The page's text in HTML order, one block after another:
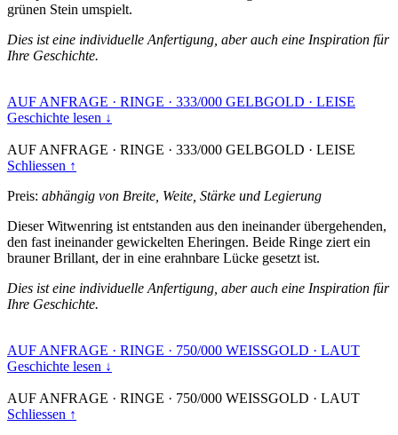
grünen Stein umspielt.
Dies ist eine individuelle Anfertigung, aber auch eine Inspiration für
Ihre Geschichte.
AUF ANFRAGE · RINGE · 333/000 GELBGOLD · LEISE
Geschichte lesen ↓
AUF ANFRAGE · RINGE · 333/000 GELBGOLD · LEISE
Schliessen ↑
Preis: abhängig von Breite, Weite, Stärke und Legierung
Dieser Witwenring ist entstanden aus den ineinander übergehenden,
den fast ineinander gewickelten Eheringen. Beide Ringe ziert ein
brauner Brillant, der in eine erahnbare Lücke gesetzt ist.
Dies ist eine individuelle Anfertigung, aber auch eine Inspiration für
Ihre Geschichte.
AUF ANFRAGE · RINGE · 750/000 WEISSGOLD · LAUT
Geschichte lesen ↓
AUF ANFRAGE · RINGE · 750/000 WEISSGOLD · LAUT
Schliessen ↑